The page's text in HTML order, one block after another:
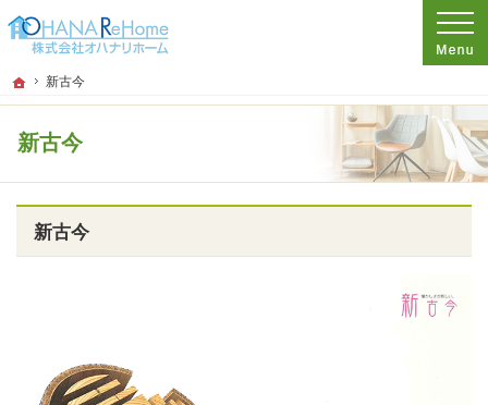
ホーム
新古今
新古今
プロの目線からご提案。神奈川県茅ケ崎市のリフォームを手がける工務店なら当社
リフォームをお考えなら神奈川県茅ケ崎市の工務店【オハナリホーム】へ！
新古今